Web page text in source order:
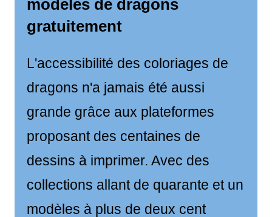
modèles de dragons
gratuitement
L'accessibilité des coloriages de
dragons n'a jamais été aussi
grande grâce aux plateformes
proposant des centaines de
dessins à imprimer. Avec des
collections allant de quarante et un
modèles à plus de deux cent